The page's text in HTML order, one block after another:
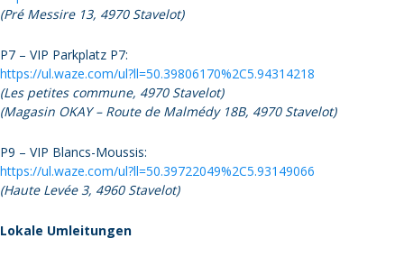
(Pré Messire 13, 4970 Stavelot)
P7 – VIP Parkplatz P7:
https://ul.waze.com/ul?ll=50.39806170%2C5.94314218
(Les petites commune, 4970 Stavelot)
(Magasin OKAY – Route de Malmédy 18B, 4970 Stavelot)
P9 – VIP Blancs-Moussis:
https://ul.waze.com/ul?ll=50.39722049%2C5.93149066
(Haute Levée 3, 4960 Stavelot)
Lokale Umleitungen